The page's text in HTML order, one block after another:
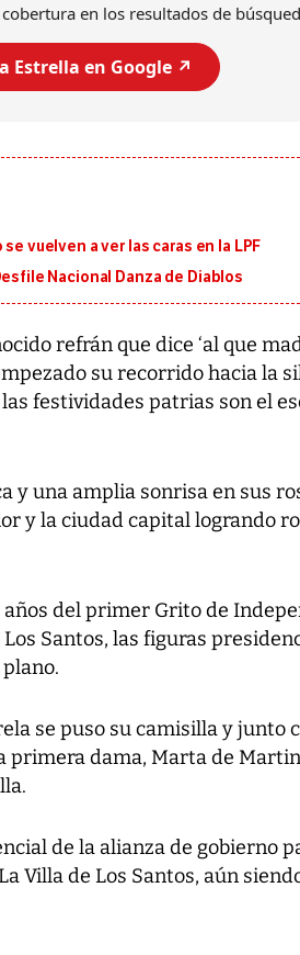
en los resultados de
Estrella en Google ↗️
vuelven a ver las caras en la LPF
Nacional Danza de Diablos
refrán que dice ‘al que
su recorrido hacia la
festividades patrias son el
y una amplia sonrisa en sus
y la ciudad capital logrando
del primer Grito de
Santos, las figuras
se puso su camisilla y junto
dama, Marta de
de la alianza de gobierno
Villa de Los Santos, aún
al sur de Japón,